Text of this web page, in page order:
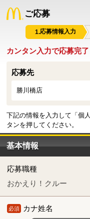
ご応募
応募情報入力
カンタン入力で応募完了
応募先
勝川橋店
下記の情報を入力して「個
タンを押してください。
基本情報
応募職種
おかえり！クルー
必須 カナ姓名